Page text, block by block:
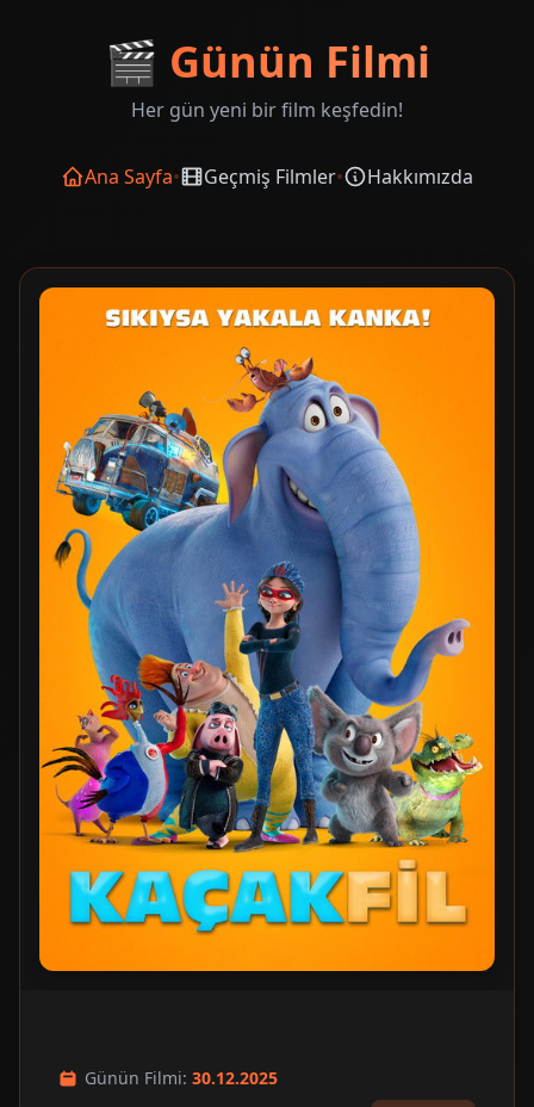
🎬 Günün Filmi
Her gün yeni bir film keşfedin!
Ana Sayfa• Geçmiş Filmler• Hakkımızda
Günün Filmi: 30.12.2025